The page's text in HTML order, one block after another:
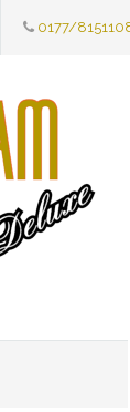
0177/